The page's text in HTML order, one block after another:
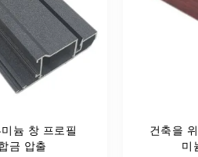
늄 창 프로필
금 압출
건축을
미